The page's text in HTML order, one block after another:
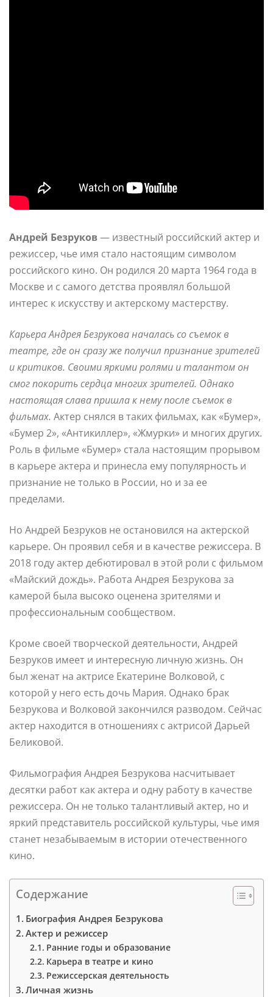
Андрей Безруков— известный российский актер и
режиссер, чье имя стало настоящим символом
российского кино. Он родился 20 марта 1964 года в
Москве и с самого детства проявлял большой
интерес к искусству и актерскому мастерству.
Карьера Андрея Безрукова началась со съемок в
театре, где он сразу же получил признание зрителей
и критиков. Своими яркими ролями и талантом он
смог покорить сердца многих зрителей. Однако
настоящая слава пришла к нему после съемок в
фильмах. Актер снялся в таких фильмах, как «Бумер»,
«Бумер 2», «Антикиллер», «Жмурки» и многих других.
Роль в фильме «Бумер» стала настоящим прорывом
в карьере актера и принесла ему популярность и
признание не только в России, но и за ее
пределами.
Но Андрей Безруков не остановился на актерской
карьере. Он проявил себя и в качестве режиссера. В
2018 году актер дебютировал в этой роли с фильмом
«Майский дождь». Работа Андрея Безрукова за
камерой была высоко оценена зрителями и
профессиональным сообществом.
Кроме своей творческой деятельности, Андрей
Безруков имеет и интересную личную жизнь. Он
был женат на актрисе Екатерине Волковой, с
которой у него есть дочь Мария. Однако брак
Безрукова и Волковой закончился разводом. Сейчас
актер находится в отношениях с актрисой Дарьей
Беликовой.
Фильмография Андрея Безрукова насчитывает
десятки работ как актера и одну работу в качестве
режиссера. Он не только талантливый актер, но и
яркий представитель российской культуры, чье имя
станет незабываемым в истории отечественного
кино.
Содержание
Биография Андрея Безрукова
Актер и режиссер
Ранние годы и образование
Карьера в театре и кино
Режиссерская деятельность
Личная жизнь